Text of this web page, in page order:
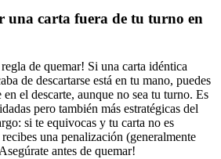
una carta fuera de tu turno en
regla de quemar! Si una carta idéntica
de descartarse está en tu mano, puedes
el descarte, aunque no sea tu turno. Es
pero también más estratégicas del
si te equivocas y tu carta no es
una penalización (generalmente
antes de quemar!